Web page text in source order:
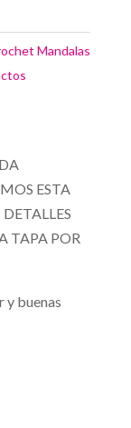
Mandalas
ESTA
TAPA POR
y buenas